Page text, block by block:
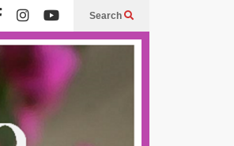
Search